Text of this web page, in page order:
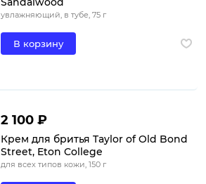
увлажняющий, в тубе, 75 г
В корзину
2 100 ₽
Крем для бритья Taylor of Old Bond
Street, Eton College
для всех типов кожи, 150 г